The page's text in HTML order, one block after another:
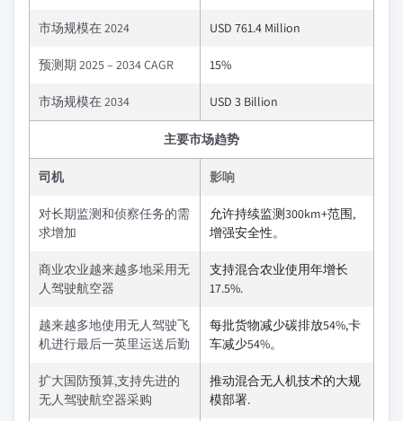
市场规模在 2024 USD 761.4 Million
预测期 2025 – 2034 CAGR 15%
市场规模在 2034 USD 3 Billion
主要市场趋势
司机 影响
对长期监测和侦察任务的需
求增加
允许持续监测300km+范围,
增强安全性。
商业农业越来越多地采用无
人驾驶航空器
支持混合农业使用年增长
17.5%.
越来越多地使用无人驾驶飞
机进行最后一英里运送后勤
每批货物减少碳排放54%,卡
车减少54%。
扩大国防预算,支持先进的
无人驾驶航空器采购
推动混合无人机技术的大规
模部署.